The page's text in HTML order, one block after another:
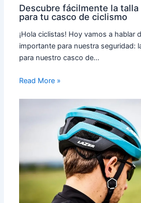
Descubre fácilmente la talla
para tu casco de ciclismo
¡Hola ciclistas! Hoy vamos a hablar
importante para nuestra seguridad:
para nuestro casco de…
Read More »